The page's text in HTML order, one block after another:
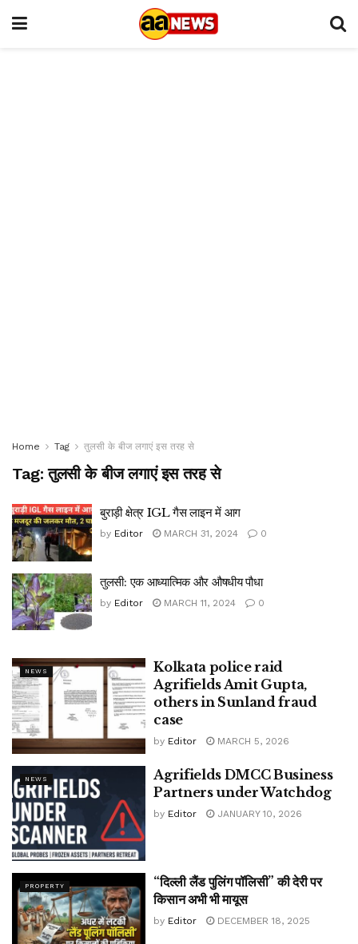
Home Tag तुलसी के बीज लगाएं इस तरह से
Tag:तुलसी के बीज लगाएं इस तरह से
बुराड़ी क्षेत्र IGL गैस लाइन में आग
by Editor MARCH 31, 2024 0
तुलसी: एक आध्यात्मिक और औषधीय पौधा
by Editor MARCH 11, 2024 0
NEWS
Kolkata police raid
Agrifields Amit Gupta,
others in Sunland fraud
case
by Editor MARCH 5, 2026
NEWS
Agrifields DMCC Business
Partners under Watchdog
by Editor JANUARY 10, 2026
PROPERTY
“दिल्ली लैंड पुलिंग पॉलिसी” की देरी पर
किसान अभी भी मायूस
by Editor DECEMBER 18, 2025